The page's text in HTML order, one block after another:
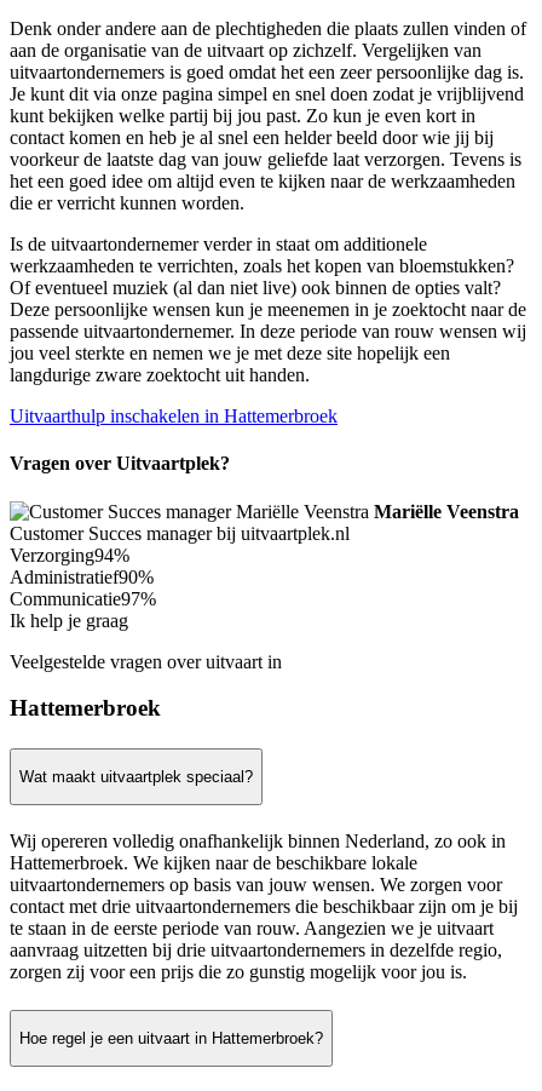
Denk onder andere aan de plechtigheden die plaats zullen vinden of
aan de organisatie van de uitvaart op zichzelf. Vergelijken van
uitvaartondernemers is goed omdat het een zeer persoonlijke dag is.
Je kunt dit via onze pagina simpel en snel doen zodat je vrijblijvend
kunt bekijken welke partij bij jou past. Zo kun je even kort in
contact komen en heb je al snel een helder beeld door wie jij bij
voorkeur de laatste dag van jouw geliefde laat verzorgen. Tevens is
het een goed idee om altijd even te kijken naar de werkzaamheden
die er verricht kunnen worden.
Is de uitvaartondernemer verder in staat om additionele
werkzaamheden te verrichten, zoals het kopen van bloemstukken?
Of eventueel muziek (al dan niet live) ook binnen de opties valt?
Deze persoonlijke wensen kun je meenemen in je zoektocht naar de
passende uitvaartondernemer. In deze periode van rouw wensen wij
jou veel sterkte en nemen we je met deze site hopelijk een
langdurige zware zoektocht uit handen.
Uitvaarthulp inschakelen in Hattemerbroek
Vragen over Uitvaartplek?
Mariëlle Veenstra
Customer Succes manager bij uitvaartplek.nl
Verzorging94%
Administratief90%
Communicatie97%
Ik help je graag
Veelgestelde vragen over uitvaart in
Hattemerbroek
Wat maakt uitvaartplek speciaal?
Wij opereren volledig onafhankelijk binnen Nederland, zo ook in
Hattemerbroek. We kijken naar de beschikbare lokale
uitvaartondernemers op basis van jouw wensen. We zorgen voor
contact met drie uitvaartondernemers die beschikbaar zijn om je bij
te staan in de eerste periode van rouw. Aangezien we je uitvaart
aanvraag uitzetten bij drie uitvaartondernemers in dezelfde regio,
zorgen zij voor een prijs die zo gunstig mogelijk voor jou is.
Hoe regel je een uitvaart in Hattemerbroek?